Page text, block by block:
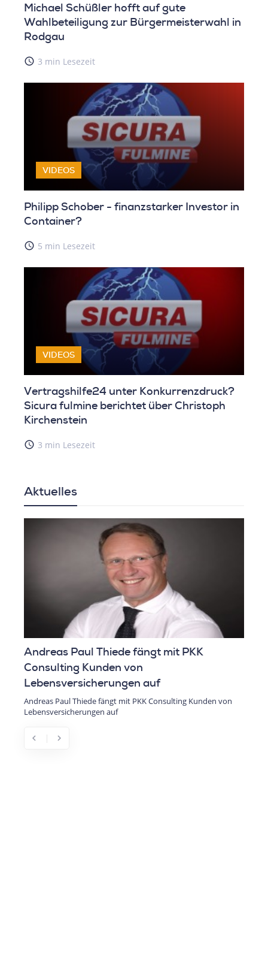
Michael Schüßler hofft auf gute
Wahlbeteiligung zur Bürgermeisterwahl in
Rodgau
access_time 3 min Lesezeit
VIDEOS
Philipp Schober - finanzstarker Investor in
Container?
access_time 5 min Lesezeit
VIDEOS
Vertragshilfe24 unter Konkurrenzdruck?
Sicura fulmine berichtet über Christoph
Kirchenstein
access_time 3 min Lesezeit
Aktuelles
Andreas Paul Thiede fängt mit PKK
Consulting Kunden von
Lebensversicherungen auf
Andreas Paul Thiede fängt mit PKK Consulting Kunden von
Lebensversicherungen auf
chevron_left chevron_right